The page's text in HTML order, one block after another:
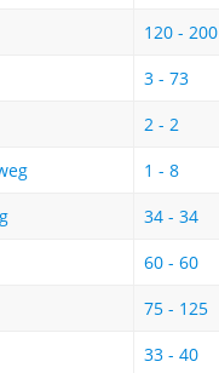
120 - 200
3 - 73
2 - 2
1 - 8
34 - 34
60 - 60
75 - 125
33 - 40